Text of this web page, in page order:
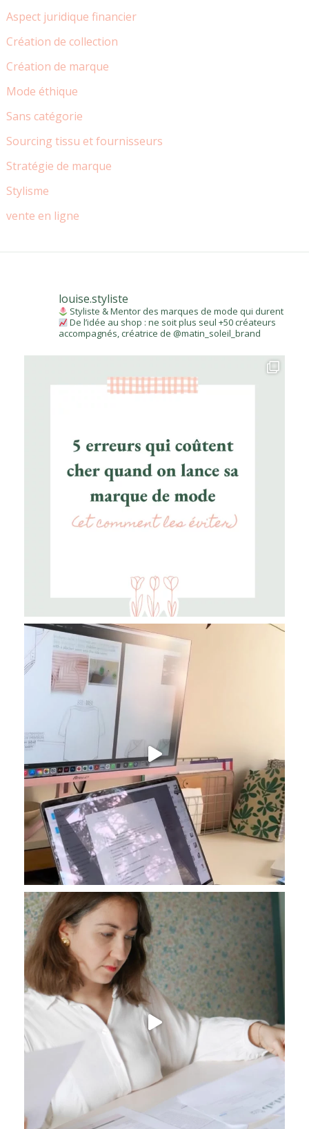
Aspect juridique financier
Création de collection
Création de marque
Mode éthique
Sans catégorie
Sourcing tissu et fournisseurs
Stratégie de marque
Stylisme
vente en ligne
louise.styliste
Styliste & Mentor des marques de mode qui durent
De l’idée au shop : ne soit plus seul +50 créateurs
accompagnés, créatrice de @matin_soleil_brand